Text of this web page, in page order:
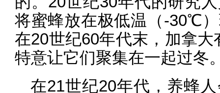
将蜜蜂放在极低温（-30℃
在20世纪60年代末，加拿
特意让它们聚集在一起过冬
在21世纪20年代，养蜂